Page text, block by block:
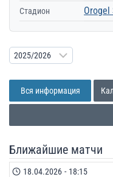
Стадион Orogel
Вся информация
Ближайшие матчи
18.04.2026 - 18:15